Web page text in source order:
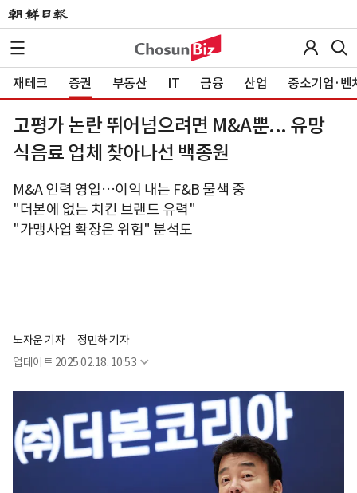
재테크 증권 부동산 IT 금융 산업 중소기업·벤
고평가 논란 뛰어넘으려면 M&A뿐... 유망
식음료 업체 찾아나선 백종원
M&A 인력 영입…이익 내는 F&B 물색 중
"더본에 없는 치킨 브랜드 유력"
"가맹사업 확장은 위험" 분석도
노자운 기자
정민하 기자
업데이트 2025.02.18. 10:53